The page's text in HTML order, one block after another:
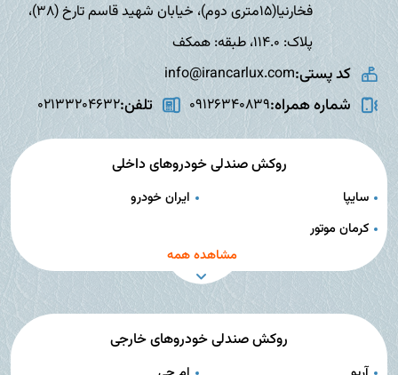
فخارنیا(15متری دوم)، خیابان شهید قاسم تارخ (38)،
پلاک: 114.0، طبقه: همکف
کد پستی:info@irancarlux.com
شماره همراه:09126340839 تلفن:02133204632
روکش صندلی خودروهای داخلی
سایپا
ایران خودرو
کرمان موتور
مشاهده همه
روکش صندلی خودروهای خارجی